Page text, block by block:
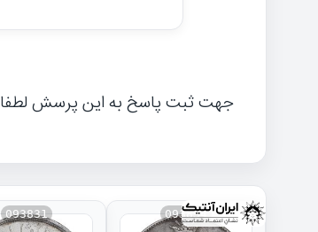
جهت ثبت پاسخ به این پرسش لطفا
093834
093831